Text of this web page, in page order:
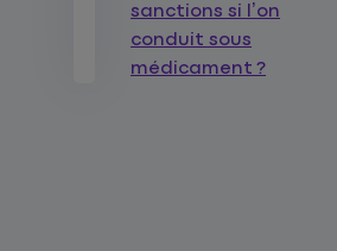
sanctions si l’on
conduit sous
médicament ?